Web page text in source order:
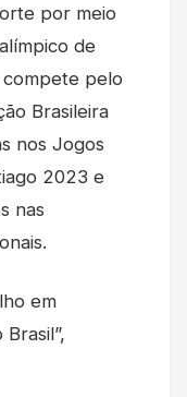
por meio
de
compete pelo
Brasileira
nos Jogos
2023 e
nas
em